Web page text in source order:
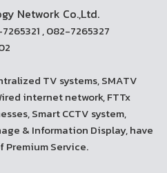
Network Co.,Ltd.
, 082-7265327
TV systems, SMATV
internet network, FTTx
Smart CCTV system,
& Information Display, have
Premium Service.